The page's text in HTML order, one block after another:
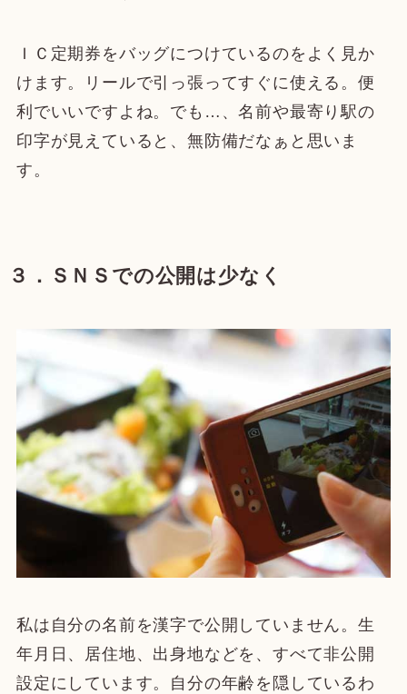
ＩＣ定期券をバッグにつけているのをよく見か
けます。リールで引っ張ってすぐに使える。便
利でいいですよね。でも…、名前や最寄り駅の
印字が見えていると、無防備だなぁと思いま
す。
３．ＳＮＳでの公開は少なく
私は自分の名前を漢字で公開していません。生
年月日、居住地、出身地などを、すべて非公開
設定にしています。自分の年齢を隠しているわ